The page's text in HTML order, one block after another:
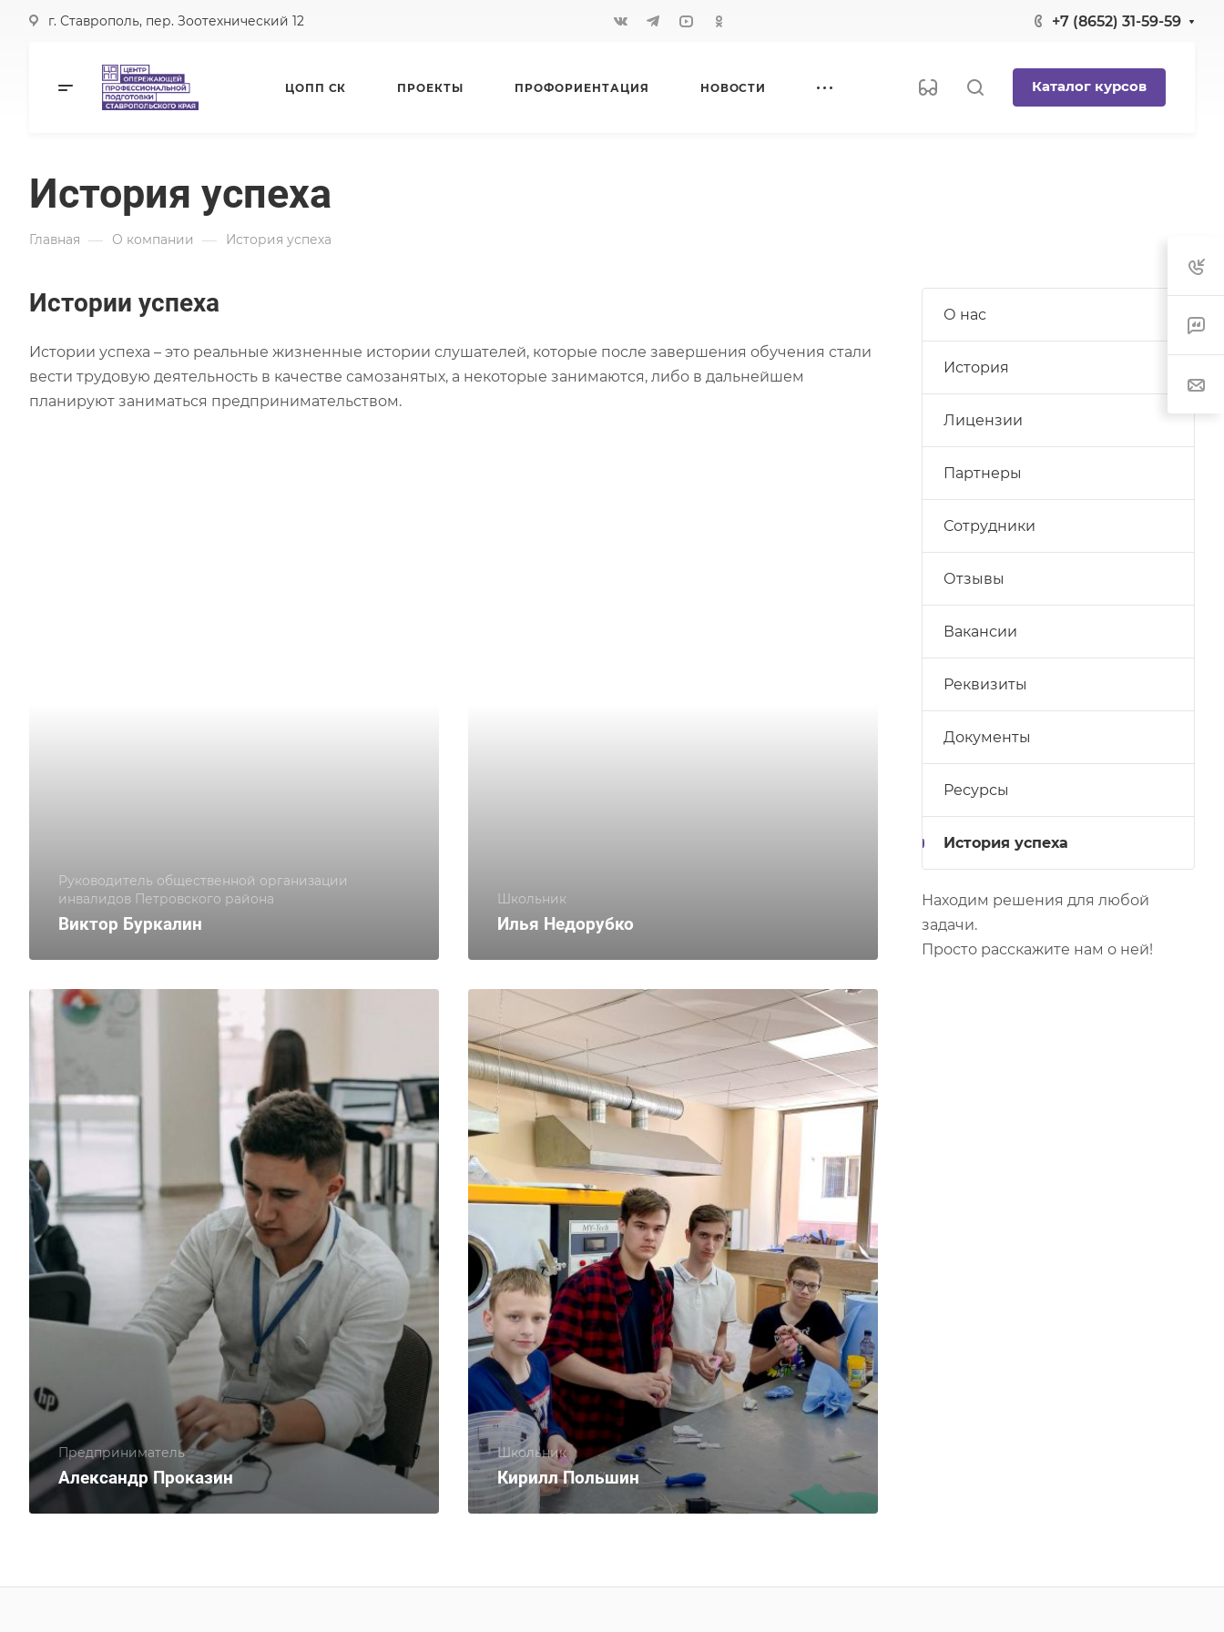
г. Ставрополь, пер. Зоотехнический 12 +7 (8652) 31-59-59
ЦОПП СК ПРОЕКТЫ ПРОФОРИЕНТАЦИЯ НОВОСТИ Каталог курсов
История успеха
Главная — О компании — История успеха
Истории успеха
Истории успеха – это реальные жизненные истории слушателей, которые после завершения обучения стали
вести трудовую деятельность в качестве самозанятых, а некоторые занимаются, либо в дальнейшем
планируют заниматься предпринимательством.
Руководитель общественной организации
инвалидов Петровского района
Виктор Буркалин
Школьник
Илья Недорубко
Предприниматель
Александр Проказин
Школьник
Кирилл Польшин
О нас
История
Лицензии
Партнеры
Сотрудники
Отзывы
Вакансии
Реквизиты
Документы
Ресурсы
История успеха
Находим решения для любой
задачи.
Просто расскажите нам о ней!